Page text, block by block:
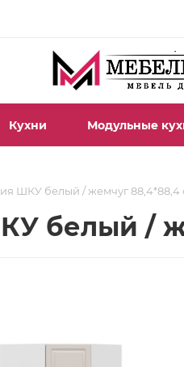
Кухни Модульные
ШКУ белый / жемчуг 88,4*88,4
белый /